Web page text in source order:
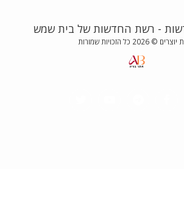
- רשת החדשות של בית שמש
© 2026 כל הזכויות שמורות